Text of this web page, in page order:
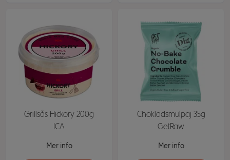
Grillsås Hickory 200g
ICA
Mer info
Chokladsmulpaj 35g
GetRaw
Mer info